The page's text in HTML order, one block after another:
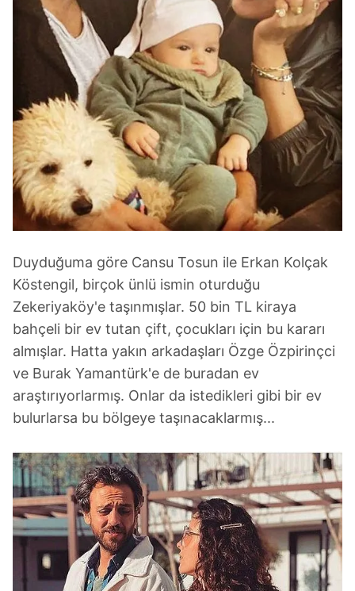
Duyduğuma göre Cansu Tosun ile Erkan Kolçak
Köstengil, birçok ünlü ismin oturduğu
Zekeriyaköy'e taşınmışlar. 50 bin TL kiraya
bahçeli bir ev tutan çift, çocukları için bu kararı
almışlar. Hatta yakın arkadaşları Özge Özpirinçci
ve Burak Yamantürk'e de buradan ev
araştırıyorlarmış. Onlar da istedikleri gibi bir ev
bulurlarsa bu bölgeye taşınacaklarmış...